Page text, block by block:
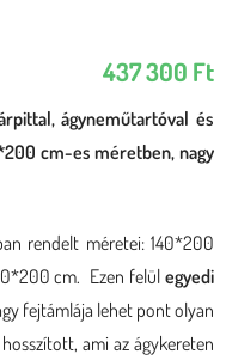
437 300 Ft
ágyneműtartóval és
cm-es méretben, nagy
rendelt méretei: 140*200
cm. Ezen felülegyedi
fejtámlája lehet pont olyan
ami az ágykereten